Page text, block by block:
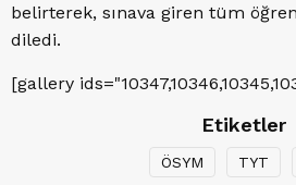
belirterek, sınava giren tüm
diledi.
[gallery
Etiketler
ÖSYM TYT